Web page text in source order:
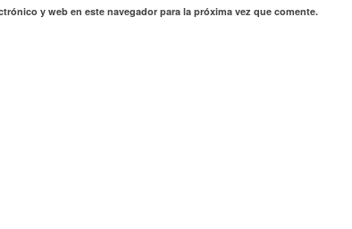
y web en este navegador para la próxima vez que comente.